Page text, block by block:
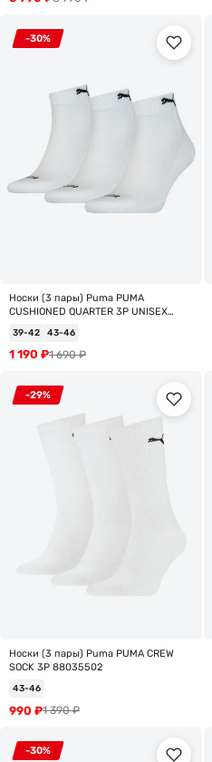
-30%
Носки (3 пары) Puma PUMA
CUSHIONED QUARTER 3P UNISEX
39-42 43-46
1 690₽
1 190 ₽
-29%
Носки (3 пары) Puma PUMA CREW
SOCK 3P 88035502
43-46
1 390₽
990 ₽
-30%